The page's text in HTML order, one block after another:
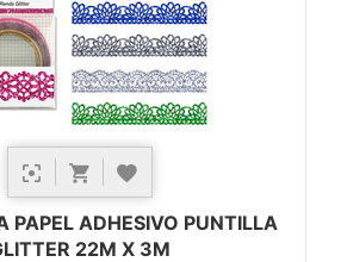
PAPEL ADHESIVO PUNTILLA
22M X 3M